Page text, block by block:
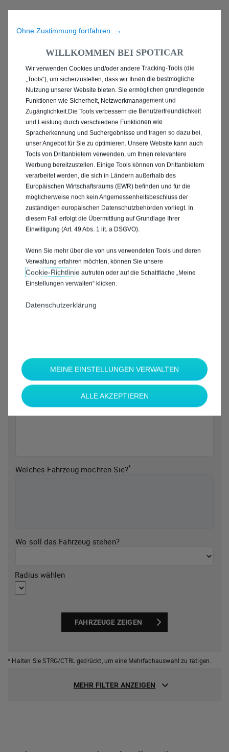
ENTDECKEN SIE ALLE
MIT PLUG-IN-HYBRID
ANTRIEB IN
FRIEDRICHSHAFEN
Welche Marke möchten Sie?*
Welches Fahrzeug möchten Sie?*
Wo soll das Fahrzeug stehen?
Radius wählen
FAHRZEUGE ZEIGEN
* Halten Sie STRG/CTRL gedrückt, um eine Mehrfachauswahl zu tätigen.
MEHR FILTER ANZEIGEN
Ohne Zustimmung fortfahren →
WILLKOMMEN BEI SPOTICAR
Wir verwenden Cookies und/oder andere Tracking-Tools (die
„Tools“), um sicherzustellen, dass wir Ihnen die bestmögliche
Nutzung unserer Website bieten. Sie ermöglichen grundlegende
Funktionen wie Sicherheit, Netzwerkmanagement und
Zugänglichkeit.Die Tools verbessern die Benutzerfreundlichkeit
und Leistung durch verschiedene Funktionen wie
Spracherkennung und Suchergebnisse und tragen so dazu bei,
unser Angebot für Sie zu optimieren. Unsere Website kann auch
Tools von Drittanbietern verwenden, um Ihnen relevantere
Werbung bereitzustellen. Einige Tools können von Drittanbietern
verarbeitet werden, die sich in Ländern außerhalb des
Europäischen Wirtschaftsraums (EWR) befinden und für die
möglicherweise noch kein Angemessenheitsbeschluss der
zuständigen europäischen Datenschutzbehörden vorliegt. In
diesem Fall erfolgt die Übermittlung auf Grundlage Ihrer
Einwilligung (Art. 49 Abs. 1 lit. a DSGVO).
Wenn Sie mehr über die von uns verwendeten Tools und deren
Verwaltung erfahren möchten, können Sie unsere
Cookie‑Richtlinieaufrufen oder auf die Schaltfläche „Meine
Einstellungen verwalten“ klicken.
Datenschutzerklärung
MEINE EINSTELLUNGEN VERWALTEN
ALLE AKZEPTIEREN